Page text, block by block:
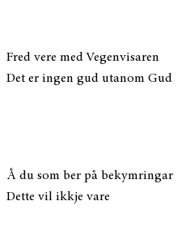
Fred vere med Vegenvisaren
Det er ingen gud utanom Gud
Å du som ber på bekymringar
Dette vil ikkje vare